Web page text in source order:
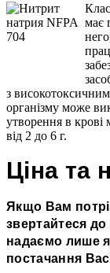
має
з
організму може
утворення в крові
від 2 до 6 г.
Ціна та
Якщо Вам
звертайтеся до
надаємо лише
постачання